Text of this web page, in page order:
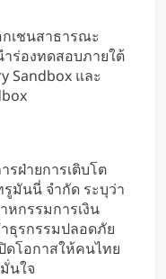
เชนสาธารณะ
ำร่องทดสอบภายใต้
Sandbox และ
ฝ่ายการเติบโต
มันนี่ จำกัด ระบุว่า
หกรรมการเงิน
ธุรกรรมปลอดภัย
ดโอกาสให้คนไทย
นใจ